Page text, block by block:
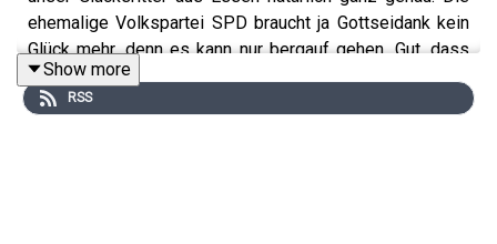
ehemalige Volkspartei SPD braucht ja Gottseidank kein
Glück mehr, denn es kann nur bergauf gehen. Gut, dass
das Deutsche TV-Programm immer besser wird und
Atze bei Promis unter Palmen eine neue geistige Heimat
Show more
RSS